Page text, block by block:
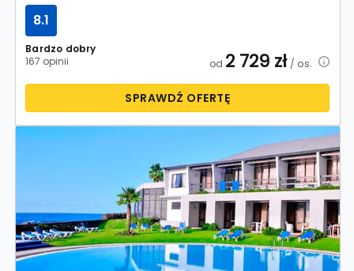
Bardzo dobry
167 opinii
8.1
od 2 729 zł/ os.
SPRAWDŹ OFERTĘ